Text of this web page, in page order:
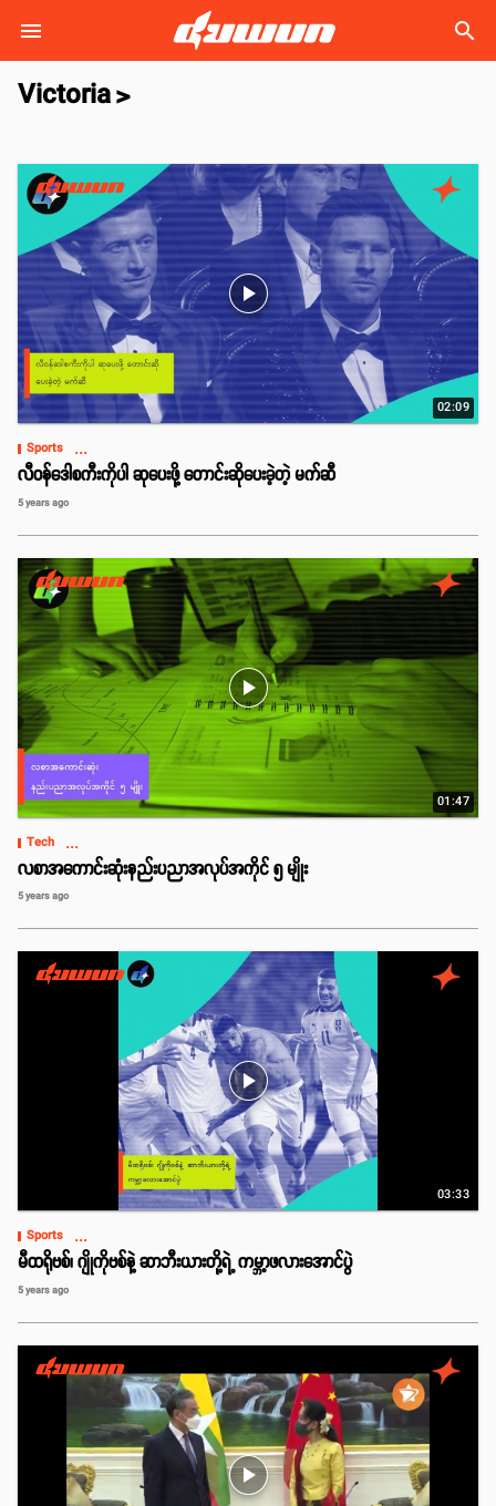
search
Victoria>
play_arrow
02:09
Sports
...
လီဝန်ဒေါစကီးကိုပါ ဆုပေးဖို့ တောင်းဆိုပေးခဲ့တဲ့ မက်ဆီ
5 years ago
play_arrow
01:47
Tech
...
လစာအကောင်းဆုံးနည်းပညာအလုပ်အကိုင် ၅ မျိုး
5 years ago
play_arrow
03:33
Sports
...
မီထရိုဗစ်၊ ဂျိုကိုဗစ်နဲ့ ဆာဘီးယားတို့ရဲ့ ကမ္ဘာ့ဖလားအောင်ပွဲ
5 years ago
play_arrow